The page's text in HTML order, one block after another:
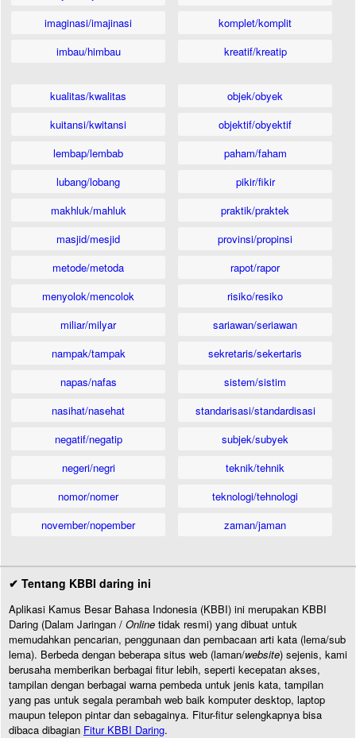
imaginasi/imajinasi
imbau/himbau
komplet/komplit
kreatif/kreatip
kualitas/kwalitas
kuitansi/kwitansi
lembap/lembab
lubang/lobang
makhluk/mahluk
masjid/mesjid
metode/metoda
menyolok/mencolok
miliar/milyar
nampak/tampak
napas/nafas
nasihat/nasehat
negatif/negatip
negeri/negri
nomor/nomer
november/nopember
objek/obyek
objektif/obyektif
paham/faham
pikir/fikir
praktik/praktek
provinsi/propinsi
rapot/rapor
risiko/resiko
sariawan/seriawan
sekretaris/sekertaris
sistem/sistim
standarisasi/standardisasi
subjek/subyek
teknik/tehnik
teknologi/tehnologi
zaman/jaman
✔ Tentang KBBI daring ini
Aplikasi Kamus Besar Bahasa Indonesia (KBBI) ini merupakan KBBI
Daring (Dalam Jaringan / Online tidak resmi) yang dibuat untuk
memudahkan pencarian, penggunaan dan pembacaan arti kata (lema/sub
lema). Berbeda dengan beberapa situs web (laman/website) sejenis, kami
berusaha memberikan berbagai fitur lebih, seperti kecepatan akses,
tampilan dengan berbagai warna pembeda untuk jenis kata, tampilan
yang pas untuk segala perambah web baik komputer desktop, laptop
maupun telepon pintar dan sebagainya. Fitur-fitur selengkapnya bisa
dibaca dibagian Fitur KBBI Daring.